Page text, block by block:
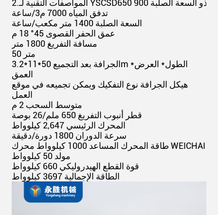
2.
تدفق المياه 7000 م3/ساعة
السعة الصلبة 1400 متر مكعب/ساعة
عمق الحفر القصوى 45° 18 م
مسافة التفريغ 1800 متر
50 متر
الجرافة بعد التجميع 50*11*3.2m الطول* العرض*
العمق
هيكل الجرافة نوع التفكيك ويمكن تجميعه في موقع
العمل
متوسط السحب 2 م
قطر أنبوب التفريغ 650 ملم/26 بوصة
المحرك الرئيسي 2,647 كيلوواط
سرعة الدوران 1800 دورة/دقيقة
طاقة المحرك المساعد 1000 كيلوواط محرك WEICHAI
مولد 50 كيلوواط
قوة القطع الهيدروليكي 660 كيلوواط
الطاقة الإجمالية 3697 كيلوواط